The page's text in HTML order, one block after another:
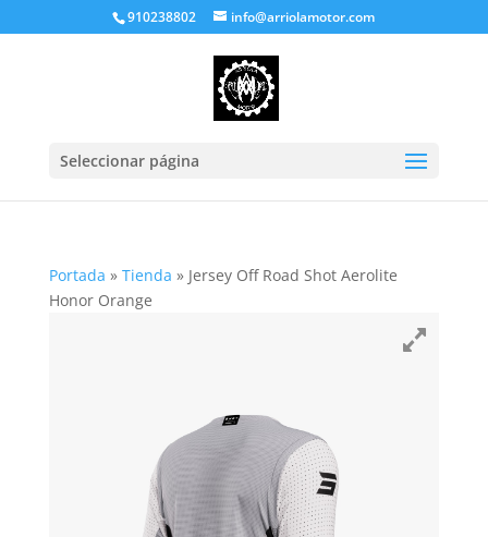
910238802 info@arriolamotor.com
Seleccionar página
Portada » Tienda » Jersey Off Road Shot Aerolite
Honor Orange